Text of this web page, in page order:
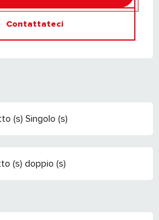
Contattateci
(s) Singolo (s)
(s) doppio (s)